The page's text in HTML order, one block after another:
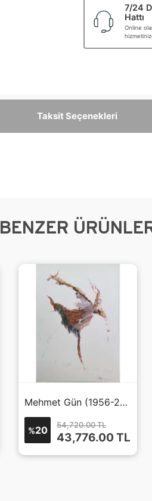
7/24
Hattı
Online
Taksit Seçenekleri
BENZER
Mehmet Gün (1956-2014)
%20 54,720.00 TL
43,776.00 TL